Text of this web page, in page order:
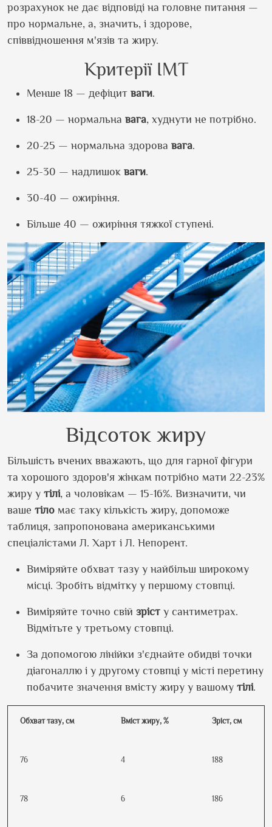
розрахунок не дає відповіді на головне питання —
про нормальне, а, значить, і здорове,
співвідношення м'язів та жиру.
Критерії ІМТ
Менше 18 — дефіцит ваги.
18-20 — нормальна вага, худнути не потрібно.
20-25 — нормальна здорова вага.
25-30 — надлишок ваги.
30-40 — ожиріння.
Більше 40 — ожиріння тяжкої ступені.
Відсоток жиру
Більшість вчених вважають, що для гарної фігури
та хорошого здоров'я жінкам потрібно мати 22-23%
жиру у тілі, а чоловікам — 15-16%. Визначити, чи
ваше тіло має таку кількість жиру, допоможе
таблиця, запропонована американськими
спеціалістами Л. Харт і Л. Непорент.
Виміряйте обхват тазу у найбільш широкому
місці. Зробіть відмітку у першому стовпці.
Виміряйте точно свій зріст у сантиметрах.
Відмітьте у третьому стовпці.
За допомогою лінійки з'єднайте обидві точки
діагоналлю і у другому стовпці у місті перетину
побачите значення вмісту жиру у вашому тілі.
Обхват тазу, см Вміст жиру, % Зріст, см
76 4 188
78 6 186